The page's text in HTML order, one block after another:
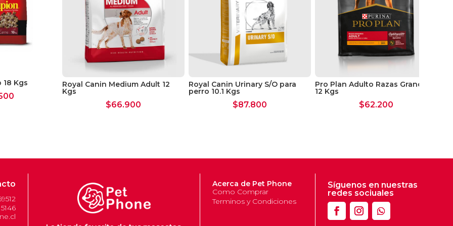
Kgs Royal Canin Medium Adult 12
Kgs
$66.900
Royal Canin Urinary S/O para
perro 10.1 Kgs
$87.800
Pro Plan Adulto Razas Grandes
12 Kgs
$62.200
Acerca de Pet Phone
Como Comprar
Terminos y Condiciones
Síguenos en nuestras
redes sociuales